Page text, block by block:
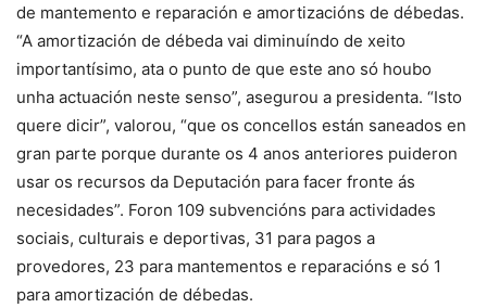
de mantemento e reparación e amortizacións de débedas.
“A amortización de débeda vai diminuíndo de xeito
importantísimo, ata o punto de que este ano só houbo
unha actuación neste senso”, asegurou a presidenta. “Isto
quere dicir”, valorou, “que os concellos están saneados en
gran parte porque durante os 4 anos anteriores puideron
usar os recursos da Deputación para facer fronte ás
necesidades”. Foron 109 subvencións para actividades
sociais, culturais e deportivas, 31 para pagos a
provedores, 23 para mantementos e reparacións e só 1
para amortización de débedas.